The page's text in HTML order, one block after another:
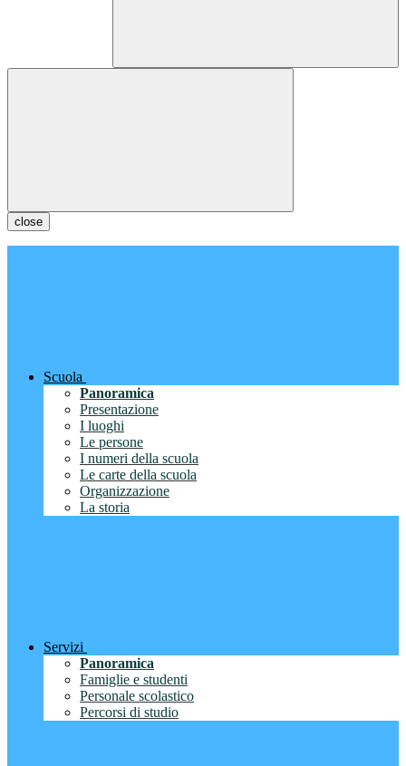
close
Scuola
Panoramica
Presentazione
I luoghi
Le persone
I numeri della scuola
Le carte della scuola
Organizzazione
La storia
Servizi
Panoramica
Famiglie e studenti
Personale scolastico
Percorsi di studio